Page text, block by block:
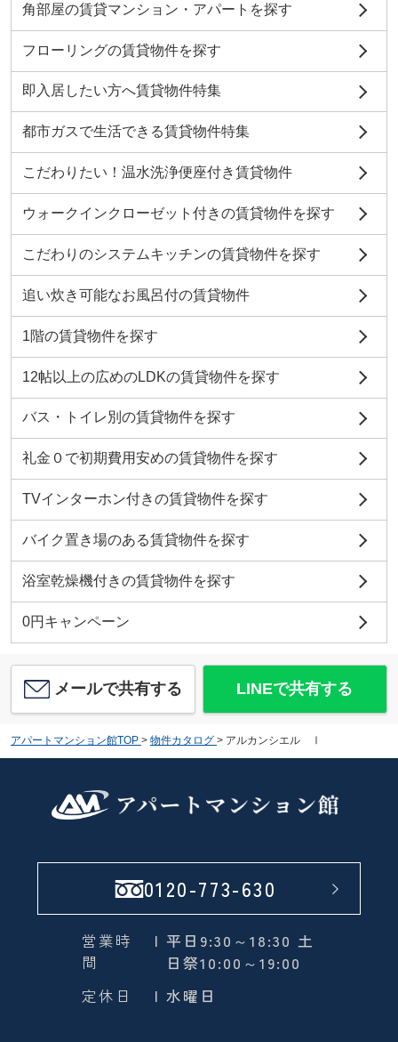
角部屋の賃貸マンション・アパートを探す
フローリングの賃貸物件を探す
即入居したい方へ賃貸物件特集
都市ガスで生活できる賃貸物件特集
こだわりたい！温水洗浄便座付き賃貸物件
ウォークインクローゼット付きの賃貸物件を探す
こだわりのシステムキッチンの賃貸物件を探す
追い炊き可能なお風呂付の賃貸物件
1階の賃貸物件を探す
12帖以上の広めのLDKの賃貸物件を探す
バス・トイレ別の賃貸物件を探す
礼金０で初期費用安めの賃貸物件を探す
TVインターホン付きの賃貸物件を探す
バイク置き場のある賃貸物件を探す
浴室乾燥機付きの賃貸物件を探す
0円キャンペーン
メールで共有する LINEで共有する
アパートマンション館TOP > 物件カタログ > アルカンシエル Ⅰ
0120-773-630
営業時
間
| 平日9:30～18:30 土
日祭10:00～19:00
定休日
| 水曜日